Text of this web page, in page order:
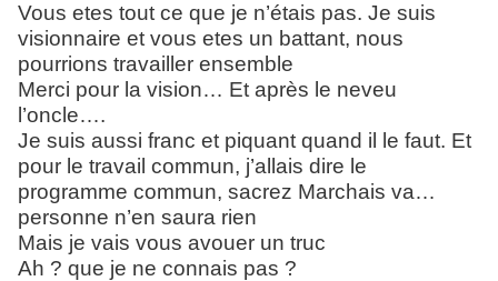
Vous etes tout ce que je n’étais pas. Je suis
visionnaire et vous etes un battant, nous
pourrions travailler ensemble
Merci pour la vision… Et après le neveu
l’oncle….
Je suis aussi franc et piquant quand il le faut. Et
pour le travail commun, j’allais dire le
programme commun, sacrez Marchais va…
personne n’en saura rien
Mais je vais vous avouer un truc
Ah ? que je ne connais pas ?